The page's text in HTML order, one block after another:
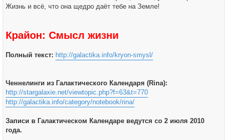
Жизнь и всё, что она щедро даёт тебе на Земле!
Крайон: Смысл жизни
Полный текст: http://galactika.info/kryon-smysl/
Ченнелинги из Галактического Календаря (Rina):
http://stargalaxie.net/viewtopic.php?f=63&t=770
http://galactika.info/category/notebook/rina/
Записи в Галактическом Календаре ведутся со 2 июля 2010
года.